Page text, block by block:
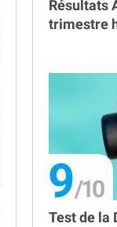
Résultats
trimestre
9
Test de la